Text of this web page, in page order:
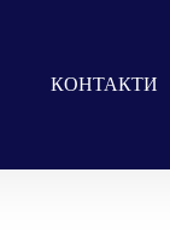
КОНТАКТИ